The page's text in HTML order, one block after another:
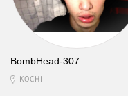
BombHead-307
KOCHI